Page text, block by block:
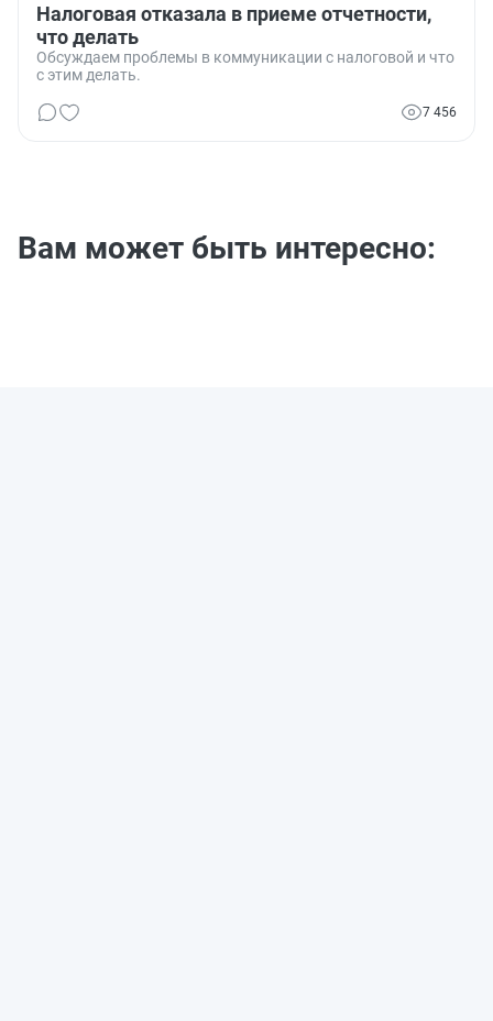
Налоговая отказала в приеме отчетности,
что делать
Обсуждаем проблемы в коммуникации с налоговой и что
с этим делать.
7 456
Вам может быть интересно: